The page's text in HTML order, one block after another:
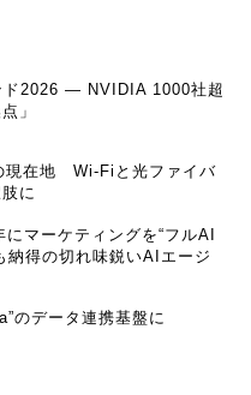
ド2026 ― NVIDIA 1000社超
」
現在地 Wi-Fiと光ファイバ
に
マーケティングを“フルAI
得の切れ味鋭いAIエージ
のデータ連携基盤に